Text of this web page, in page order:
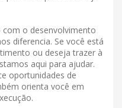
o desenvolvimento
diferencia. Se você está
ou deseja trazer à
aqui para ajudar.
oportunidades de
orienta você em